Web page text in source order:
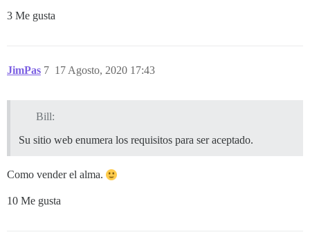
3 Me gusta
JimPas 17 Agosto, 2020 17:43
7
Bill:
Su sitio web enumera los requisitos para ser aceptado.
Como vender el alma.
10 Me gusta